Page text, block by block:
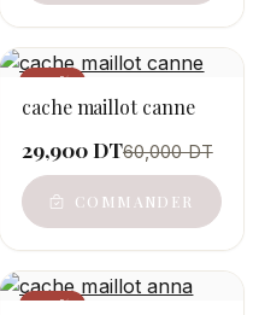
−50%
cache maillot canne
29,900 DT60,000 DT
COMMANDER
−49%